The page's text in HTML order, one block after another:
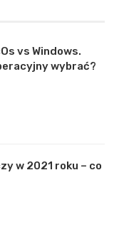
vs Windows.
wybrać?
w 2021 roku – co